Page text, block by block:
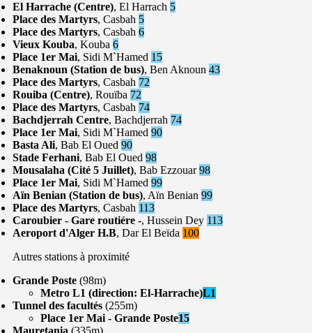
El Harrache (Centre), El Harrach 5
Place des Martyrs, Casbah 5
Place des Martyrs, Casbah 6
Vieux Kouba, Kouba 6
Place 1er Mai, Sidi M`Hamed 15
Benaknoun (Station de bus), Ben Aknoun 43
Place des Martyrs, Casbah 72
Rouiba (Centre), Rouïba 72
Place des Martyrs, Casbah 74
Bachdjerrah Centre, Bachdjerrah 74
Place 1er Mai, Sidi M`Hamed 90
Basta Ali, Bab El Oued 90
Stade Ferhani, Bab El Oued 98
Mousalaha (Cité 5 Juillet), Bab Ezzouar98
Place 1er Mai, Sidi M`Hamed 99
Aïn Benian (Station de bus), Aïn Benian 99
Place des Martyrs, Casbah 113
Caroubier - Gare routiére -, Hussein Dey 113
Aeroport d'Alger H.B, Dar El Beïda 100
Autres stations à proximité
Grande Poste (98m)
Metro L1 (direction: El-Harrache)L1
Tunnel des facultés (255m)
Place 1er Mai - Grande Poste15
Mauretania (335m)